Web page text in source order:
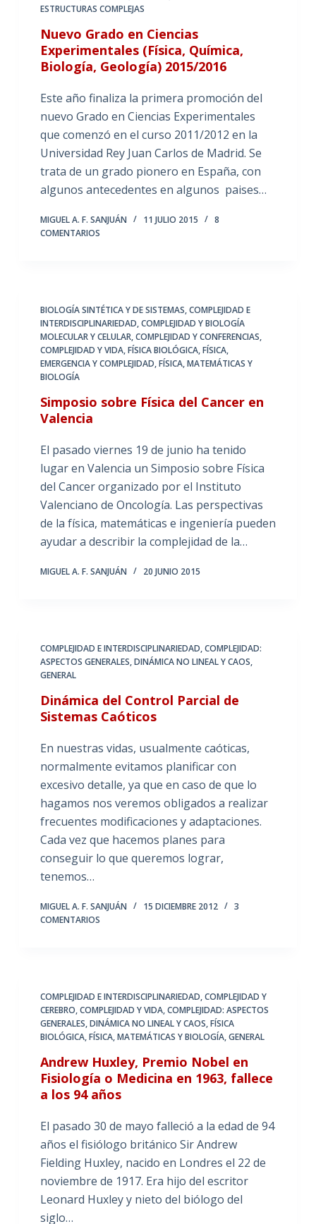
ESTRUCTURAS COMPLEJAS
Nuevo Grado en Ciencias
Experimentales (Física, Química,
Biología, Geología) 2015/2016
Este año finaliza la primera promoción del
nuevo Grado en Ciencias Experimentales
que comenzó en el curso 2011/2012 en la
Universidad Rey Juan Carlos de Madrid. Se
trata de un grado pionero en España, con
algunos antecedentes en algunos paises…
MIGUEL A. F. SANJUÁN 11 JULIO 2015
8
COMENTARIOS
BIOLOGÍA SINTÉTICA Y DE SISTEMAS,COMPLEJIDAD E
INTERDISCIPLINARIEDAD,COMPLEJIDAD Y BIOLOGÍA
MOLECULAR Y CELULAR,COMPLEJIDAD Y CONFERENCIAS,
COMPLEJIDAD Y VIDA,FÍSICA BIOLÓGICA,FÍSICA,
EMERGENCIA Y COMPLEJIDAD,FÍSICA, MATEMÁTICAS Y
BIOLOGÍA
Simposio sobre Física del Cancer en
Valencia
El pasado viernes 19 de junio ha tenido
lugar en Valencia un Simposio sobre Física
del Cancer organizado por el Instituto
Valenciano de Oncología. Las perspectivas
de la física, matemáticas e ingeniería pueden
ayudar a describir la complejidad de la…
MIGUEL A. F. SANJUÁN 20 JUNIO 2015
COMPLEJIDAD E INTERDISCIPLINARIEDAD,COMPLEJIDAD:
ASPECTOS GENERALES,DINÁMICA NO LINEAL Y CAOS,
GENERAL
Dinámica del Control Parcial de
Sistemas Caóticos
En nuestras vidas, usualmente caóticas,
normalmente evitamos planificar con
excesivo detalle, ya que en caso de que lo
hagamos nos veremos obligados a realizar
frecuentes modificaciones y adaptaciones.
Cada vez que hacemos planes para
conseguir lo que queremos lograr,
tenemos…
MIGUEL A. F. SANJUÁN 15 DICIEMBRE 2012
3
COMENTARIOS
COMPLEJIDAD E INTERDISCIPLINARIEDAD,COMPLEJIDAD Y
CEREBRO,COMPLEJIDAD Y VIDA,COMPLEJIDAD: ASPECTOS
GENERALES,DINÁMICA NO LINEAL Y CAOS,FÍSICA
BIOLÓGICA,FÍSICA, MATEMÁTICAS Y BIOLOGÍA,GENERAL
Andrew Huxley, Premio Nobel en
Fisiología o Medicina en 1963, fallece
a los 94 años
El pasado 30 de mayo falleció a la edad de 94
años el fisiólogo británico Sir Andrew
Fielding Huxley, nacido en Londres el 22 de
noviembre de 1917. Era hijo del escritor
Leonard Huxley y nieto del biólogo del
siglo…